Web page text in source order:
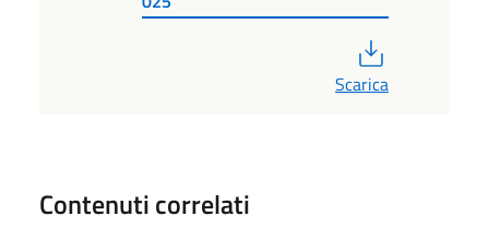
Scarica
Contenuti correlati